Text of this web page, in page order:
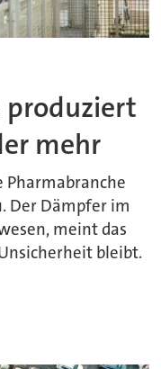
produziert
mehr
Pharmabranche
Der Dämpfer im
meint das
bleibt.